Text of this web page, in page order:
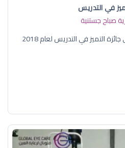
في التدريس
صباح جستنية
التميز في التدريس لعام 2018